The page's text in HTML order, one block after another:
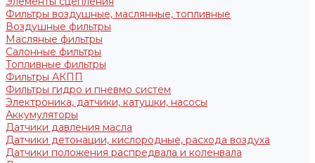
Фильтры воздушные, маслянные, топливные
Воздушные фильтры
Масляные фильтры
Салонные фильтры
Топливные фильтры
Фильтры АКПП
Фильтры гидро и пневмо систем
Электроника, датчики, катушки, насосы
Аккумуляторы
Датчики давления масла
Датчики детонации, кислородные, расхода воздуха
Датчики положения распредвала и коленвала